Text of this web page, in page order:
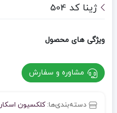
ژینا کد 504
ویژگی های محصول
مشاوره و سفارش
دسته‌بندی‌ها:کلکسیون اسکار 1200 شانه